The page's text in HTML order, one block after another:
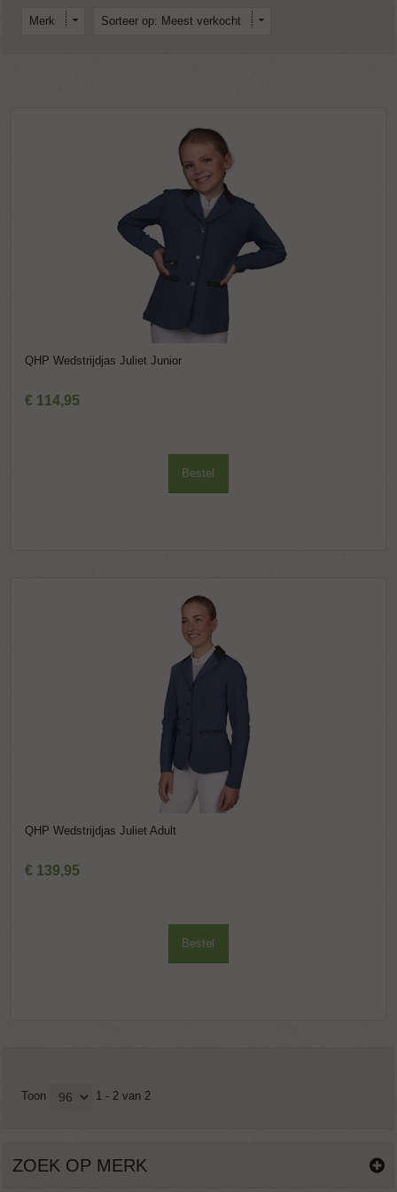
Merk Sorteer op: Meest verkocht
QHP Wedstrijdjas Juliet Junior
€ 114,95
Bestel
QHP Wedstrijdjas Juliet Adult
€ 139,95
Bestel
Toon 1 - 2 van 2
ZOEK OP MERK